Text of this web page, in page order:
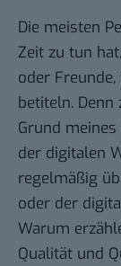
Die meisten
Zeit zu tun
oder
betiteln. Denn
Grund
der digitalen
regelmäßig
oder der
Warum
Qualität und